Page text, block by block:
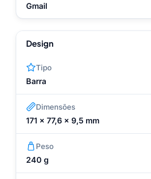
Gmail
Design
Tipo
Barra
Dimensões
171 x 77,6 x 9,5 mm
Peso
240 g